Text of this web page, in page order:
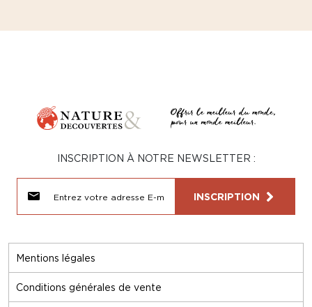
Mentions légales
Conditions générales de vente
INSCRIPTION À NOTRE NEWSLETTER :
INSCRIPTION